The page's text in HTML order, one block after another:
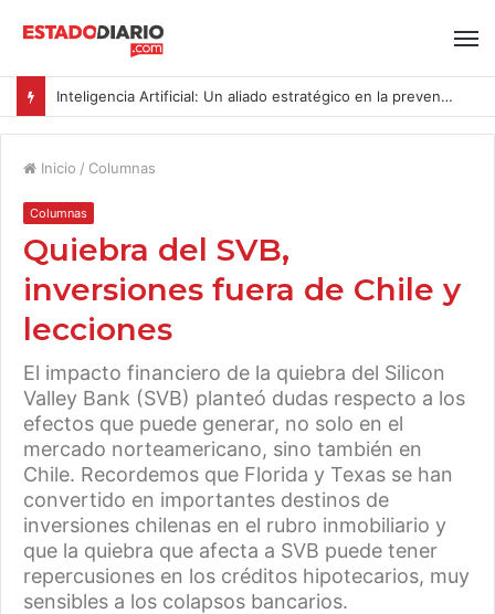
Inteligencia Artificial: Un aliado estratégico en la prevención del acoso y la violencia laboral bajo la Ley Karin
Inicio / Columnas
Columnas
Quiebra del SVB,
inversiones fuera de Chile y
lecciones
El impacto financiero de la quiebra del Silicon
Valley Bank (SVB) planteó dudas respecto a los
efectos que puede generar, no solo en el
mercado norteamericano, sino también en
Chile. Recordemos que Florida y Texas se han
convertido en importantes destinos de
inversiones chilenas en el rubro inmobiliario y
que la quiebra que afecta a SVB puede tener
repercusiones en los créditos hipotecarios, muy
sensibles a los colapsos bancarios.